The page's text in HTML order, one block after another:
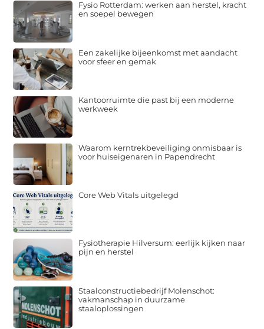
Fysio Rotterdam: werken aan herstel, kracht
en soepel bewegen
Een zakelijke bijeenkomst met aandacht
voor sfeer en gemak
Kantoorruimte die past bij een moderne
werkweek
Waarom kerntrekbeveiliging onmisbaar is
voor huiseigenaren in Papendrecht
Core Web Vitals uitgelegd
Fysiotherapie Hilversum: eerlijk kijken naar
pijn en herstel
Staalconstructiebedrijf Molenschot:
vakmanschap in duurzame
staaloplossingen